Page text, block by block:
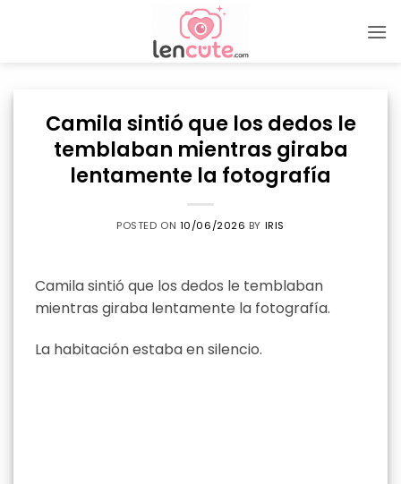
Camila sintió que los dedos le
temblaban mientras giraba
lentamente la fotografía
POSTED ON 10/06/2026 BY IRIS
Camila sintió que los dedos le temblaban
mientras giraba lentamente la fotografía.
La habitación estaba en silencio.